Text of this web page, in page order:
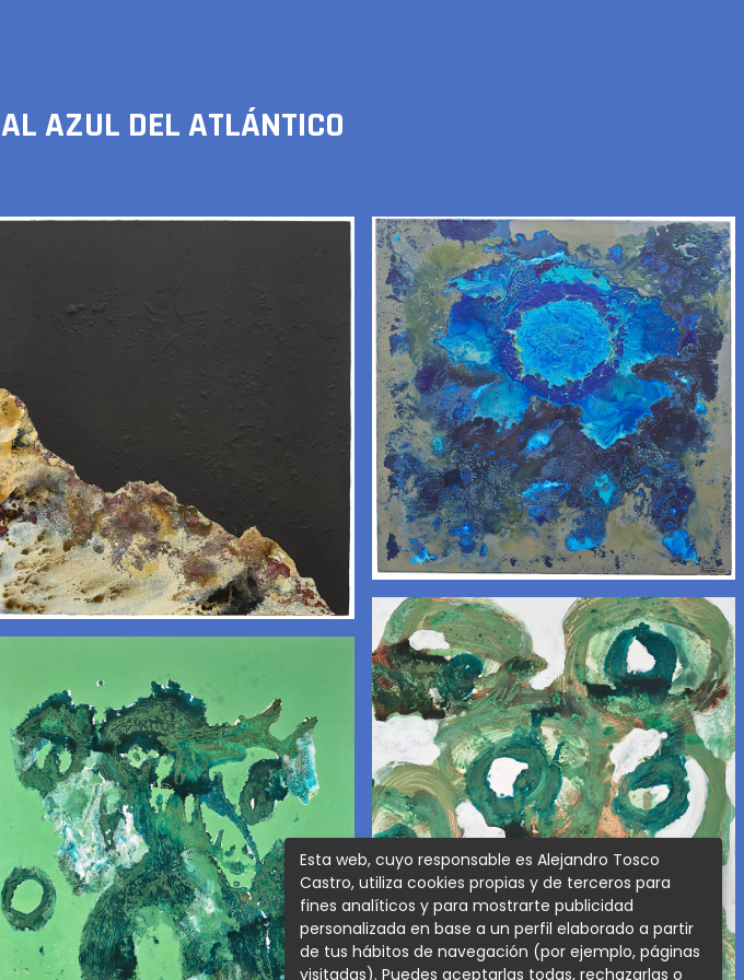
AL AZUL DEL ATLÁNTICO
Esta web, cuyo responsable es Alejandro Tosco
Castro, utiliza cookies propias y de terceros para
fines analíticos y para mostrarte publicidad
personalizada en base a un perfil elaborado a partir
de tus hábitos de navegación (por ejemplo, páginas
visitadas). Puedes aceptarlas todas, rechazarlas o